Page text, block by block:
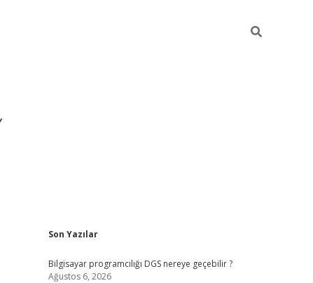
Sidebar
Son Yazılar
Bilgisayar programcılığı DGS nereye geçebilir ?
Ağustos 6, 2026